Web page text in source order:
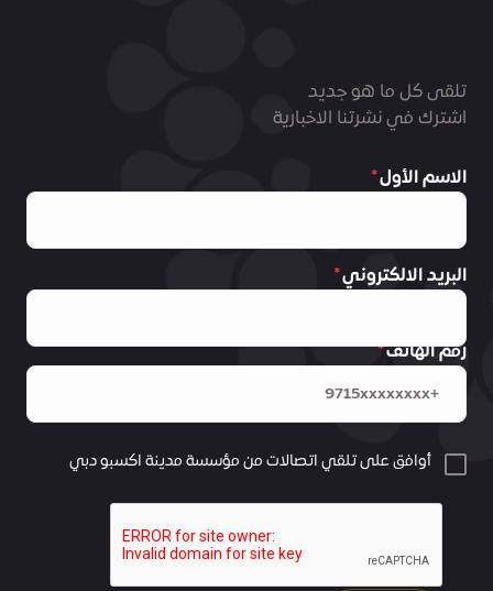
تلقى كل ما هو جديد
اشترك في نشرتنا الاخبارية
الاسم الأول
البريد الالكتروني
رقم الهاتف
أوافق على تلقي اتصالات من مؤسسة مدينة اكسبو دبي